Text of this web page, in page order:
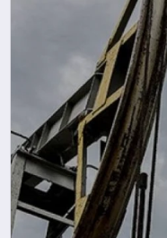
MAGAZIN
DÜNYA
EKONOMI
EĞITIM